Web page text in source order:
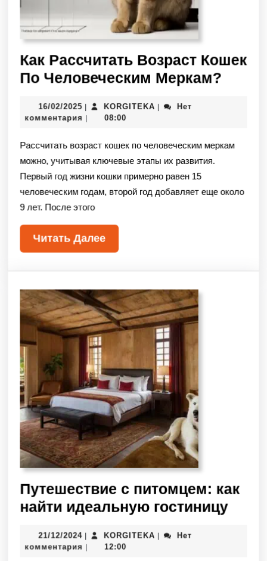
Как Рассчитать Возраст Кошек
По Человеческим Меркам?
16/02/2025 | KORGITEKA |
Нет
комментария | 08:00
Рассчитать возраст кошек по человеческим меркам
можно, учитывая ключевые этапы их развития.
Первый год жизни кошки примерно равен 15
человеческим годам, второй год добавляет еще около
9 лет. После этого
Читать Далее
Путешествие с питомцем: как
найти идеальную гостиницу
21/12/2024 KORGITEKA
Нет
комментария
12:00